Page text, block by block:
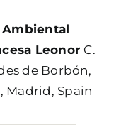
Ambiental
Leonor C.
de Borbón,
Madrid, Spain